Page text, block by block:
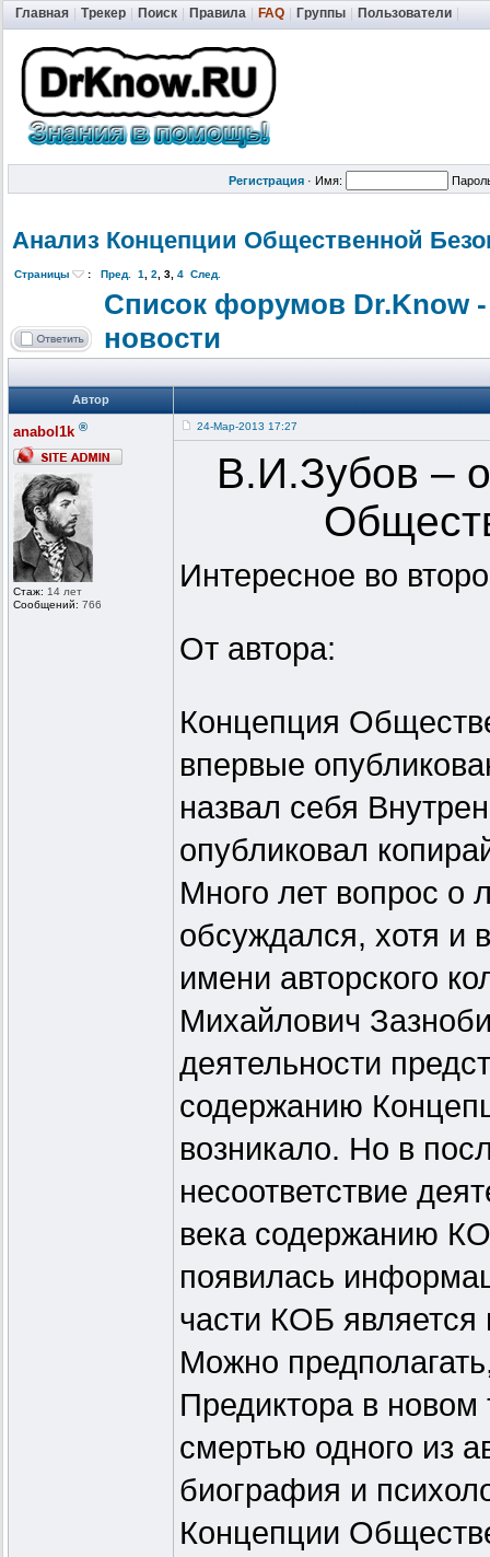
Главная Трекер Поиск Правила FAQ Группы Пользователи
Регистрация · Имя:
Анализ Концепции Общественной
Страницы : Пред. 1, 2, 3, 4 След.
Список форумов Dr.Know
новости
Автор
anabol1k ®
Стаж: 14 лет
Сообщений: 766
24-Мар-2013 17:27
В.И.Зубов –
Интересное во
От автора:
Концепция
впервые
назвал себя
опубликовал
Много лет вопрос о
обсуждался, хотя и
имени авторского
Михайлович
деятельности
содержанию
возникало. Но в
несоответствие
века содержанию
появилась
части КОБ
Можно
Предиктора в новом
смертью одного из
биография и
Концепции